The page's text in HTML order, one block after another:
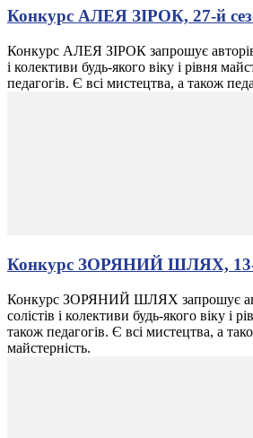
Конкурс АЛЕЯ ЗІРОК, 27-й
Конкурс АЛЕЯ ЗІРОК запрошує авторів
і колективи будь-якого віку і рівня
педагогів. Є всі мистецтва, а також
Конкурс ЗОРЯНИЙ ШЛЯХ, 13-
Конкурс ЗОРЯНИЙ ШЛЯХ запрошує
солістів і колективи будь-якого віку і
також педагогів. Є всі мистецтва, а
майстерність.